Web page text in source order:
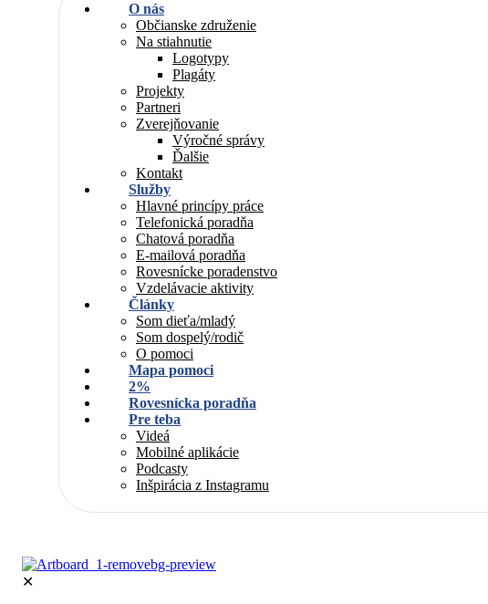
O nás
Občianske združenie
Na stiahnutie
Logotypy
Plagáty
Projekty
Partneri
Zverejňovanie
Výročné správy
Ďalšie
Kontakt
Služby
Hlavné princípy práce
Telefonická poradňa
Chatová poradňa
E-mailová poradňa
Rovesnícke poradenstvo
Vzdelávacie aktivity
Články
Som dieťa/mladý
Som dospelý/rodič
O pomoci
Mapa pomoci
2%
Rovesnícka poradňa
Pre teba
Videá
Mobilné aplikácie
Podcasty
Inšpirácia z Instagramu
✕